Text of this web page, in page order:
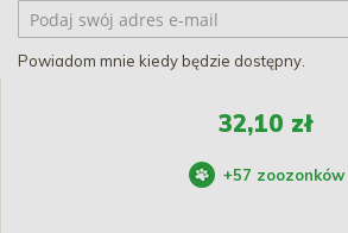
Powiadom mnie kiedy będzie dostępny.
32,10 zł
+57 zoozonków